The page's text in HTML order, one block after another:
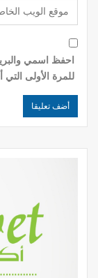
احفظ اسمي
للمرة الأولى التي